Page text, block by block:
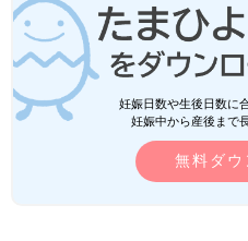
妊娠日数や生後日数に
妊娠中から産後まで
無料ダウ